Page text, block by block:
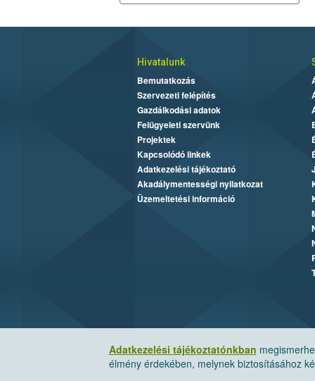
Adatkezelési tájékoztatónkban
élmény érdekében, melynek biztosításához
Hivatalunk
Bemutatkozás
Szervezeti felépítés
Gazdálkodási adatok
Felügyeleti szervünk
Projektek
Kapcsolódó linkek
Adatkezelési tájékoztató
Akadálymentességi nyilatkozat
Üzemeltetési információ